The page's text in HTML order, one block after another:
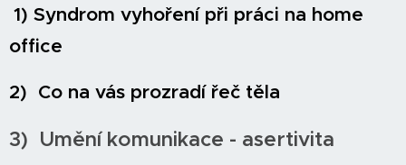
1) Syndrom vyhoření při práci na home
office
2) Co na vás prozradí řeč těla
3) Umění komunikace - asertivita